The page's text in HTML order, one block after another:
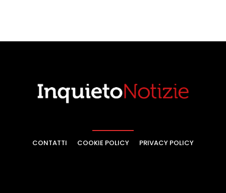
CONTATTI COOKIE POLICY PRIVACY POLICY